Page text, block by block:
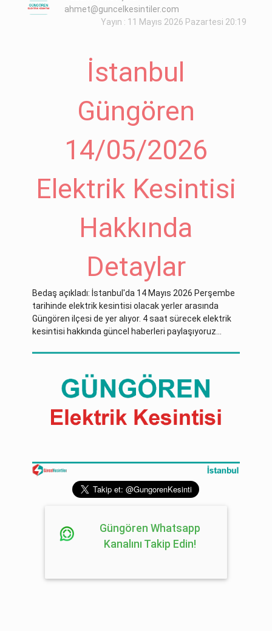
ahmet@guncelkesintiler.com
Yayın : 11 Mayıs 2026 Pazartesi 20:19
İstanbul
Güngören
14/05/2026
Elektrik Kesintisi
Hakkında
Detaylar
Bedaş açıkladı: İstanbul'da 14 Mayıs 2026 Perşembe
tarihinde elektrik kesintisi olacak yerler arasında
Güngören ilçesi de yer alıyor. 4 saat sürecek elektrik
kesintisi hakkında güncel haberleri paylaşıyoruz...
Güngören Whatsapp
Kanalını Takip Edin!